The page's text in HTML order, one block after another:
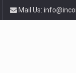
Mail Us: